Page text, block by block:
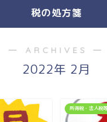
税の処方箋
― ARCHIVES ―
2022年 2月
所得税・法人税等